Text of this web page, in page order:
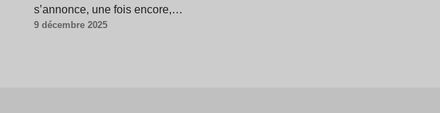
s’annonce, une fois encore,…
9 décembre 2025